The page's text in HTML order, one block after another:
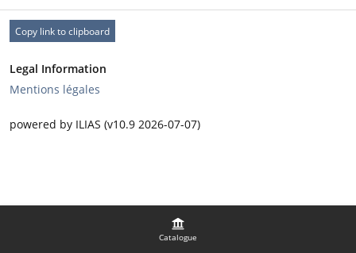
Catalogue
Copy link to clipboard
Legal Information
Mentions légales
powered by ILIAS (v10.9 2026-07-07)